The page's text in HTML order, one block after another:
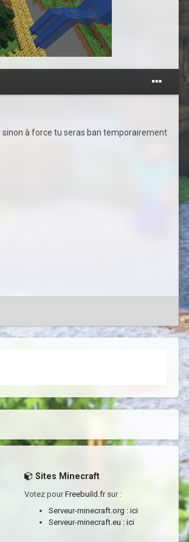
à force tu seras ban temporairement
Sites Minecraft
Votez pourFreebuild.frsur :
Serveur-minecraft.org : ici
Serveur-minecraft.eu : ici